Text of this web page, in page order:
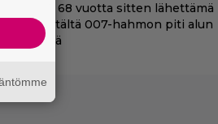
luojan 68 vuotta sitten lähettämä
löytyi – tältä 007-hahmon piti alun
näyttää